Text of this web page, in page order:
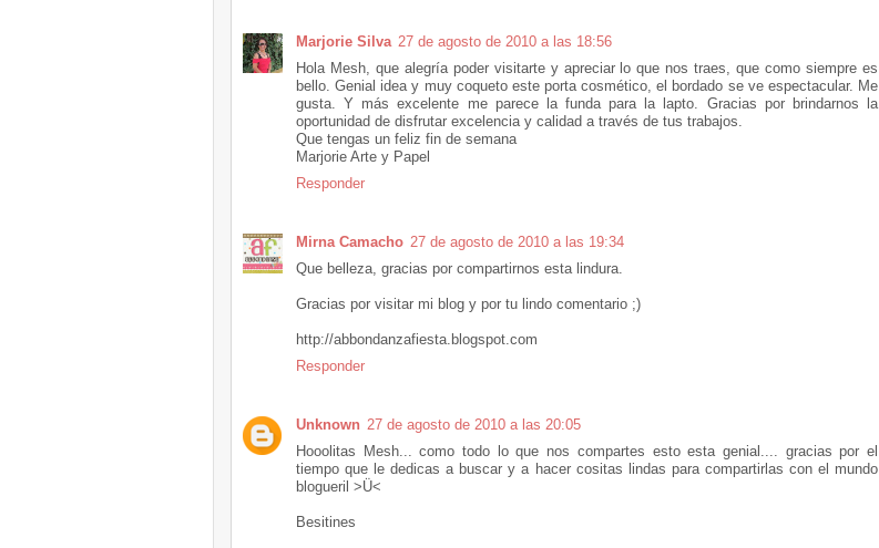
Marjorie Silva 27 de agosto de 2010 a las 18:56
Hola Mesh, que alegría poder visitarte y apreciar lo que nos traes, que como siempre es
bello. Genial idea y muy coqueto este porta cosmético, el bordado se ve espectacular. Me
gusta. Y más excelente me parece la funda para la lapto. Gracias por brindarnos la
oportunidad de disfrutar excelencia y calidad a través de tus trabajos.
Que tengas un feliz fin de semana
Marjorie Arte y Papel
Responder
Mirna Camacho 27 de agosto de 2010 a las 19:34
Que belleza, gracias por compartirnos esta lindura.
Gracias por visitar mi blog y por tu lindo comentario ;)
http://abbondanzafiesta.blogspot.com
Responder
Unknown 27 de agosto de 2010 a las 20:05
Hooolitas Mesh... como todo lo que nos compartes esto esta genial.... gracias por el
tiempo que le dedicas a buscar y a hacer cositas lindas para compartirlas con el mundo
blogueril >Ü<
Besitines